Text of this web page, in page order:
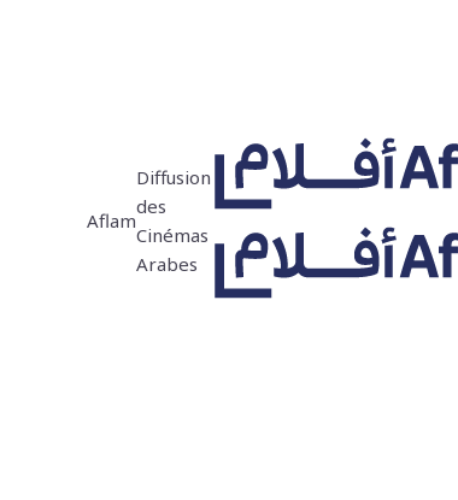
Aflam
Diffusion
des
Cinémas
Arabes